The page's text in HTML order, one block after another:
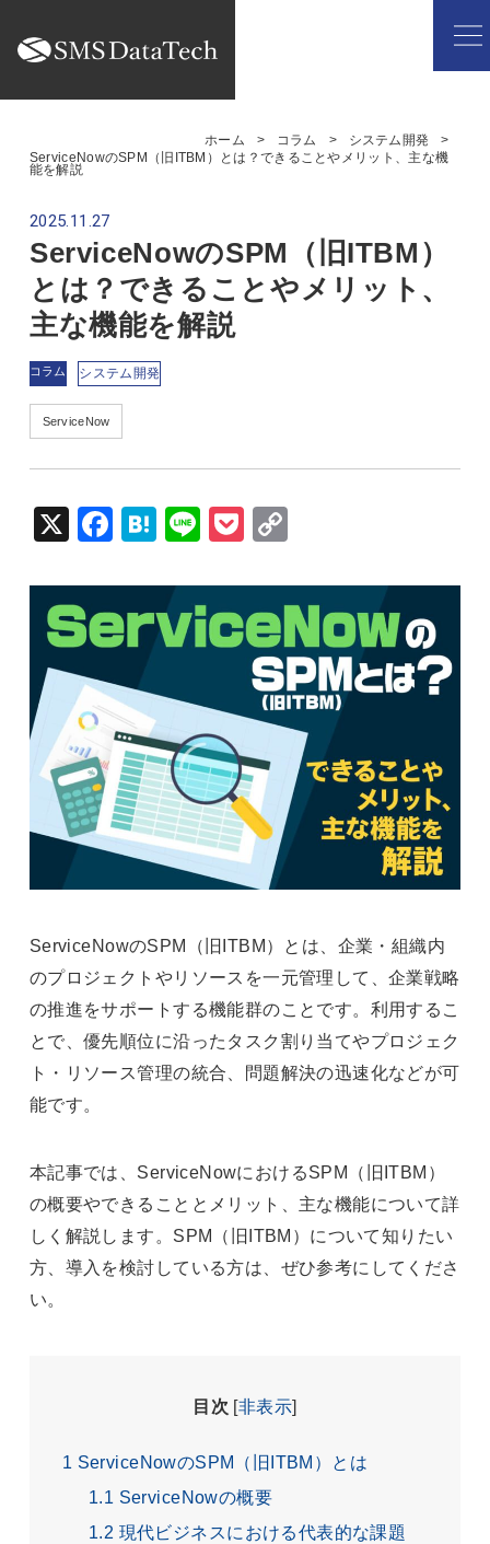
ホーム コラム
システム開発
ServiceNowのSPM（旧ITBM）とは？できることやメリット、主な機
能を解説
2025.11.27
ServiceNowのSPM（旧ITBM）
とは？できることやメリット、
主な機能を解説
コラム システム開発
ServiceNow
X
Fac
ok
Hat
Lin
Poc Cop
nk
ServiceNowのSPM（旧ITBM）とは、企業・組織内
のプロジェクトやリソースを一元管理して、企業戦略
の推進をサポートする機能群のことです。利用するこ
とで、優先順位に沿ったタスク割り当てやプロジェク
ト・リソース管理の統合、問題解決の迅速化などが可
能です。
本記事では、ServiceNowにおけるSPM（旧ITBM）
の概要やできることとメリット、主な機能について詳
しく解説します。SPM（旧ITBM）について知りたい
方、導入を検討している方は、ぜひ参考にしてくださ
い。
目次 [非表示]
1 ServiceNowのSPM（旧ITBM）とは
1.1 ServiceNowの概要
1.2 現代ビジネスにおける代表的な課題